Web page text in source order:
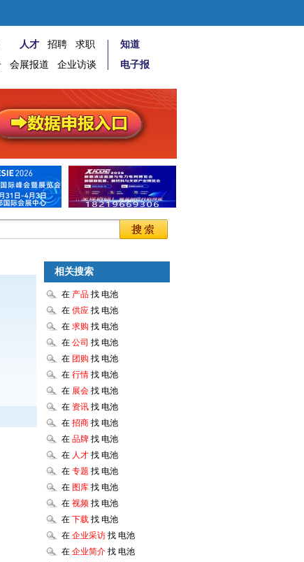
人才 招聘
求职
会展报道 企业访谈
知道
电子报
相关搜索
在 产品 找 电池
在 供应 找 电池
在 求购 找 电池
在 公司 找 电池
在 团购 找 电池
在 行情 找 电池
在 展会 找 电池
在 资讯 找 电池
在 招商 找 电池
在 品牌 找 电池
在 人才 找 电池
在 专题 找 电池
在 图库 找 电池
在 视频 找 电池
在 下载 找 电池
在 企业采访 找 电池
在 企业简介 找 电池